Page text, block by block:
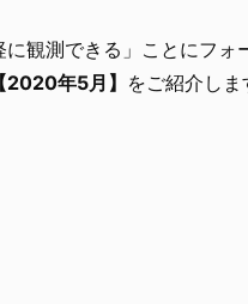
観測できる」ことにフォ
年5月】 をご紹介しま